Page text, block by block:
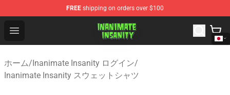
FREE shipping on orders over $100
Open menu
Inanimate Insanity Store - Official Inanimate Insanity
ホーム/Inanimate Insanity ログイン/
Inanimate Insanity スウェットシャツ